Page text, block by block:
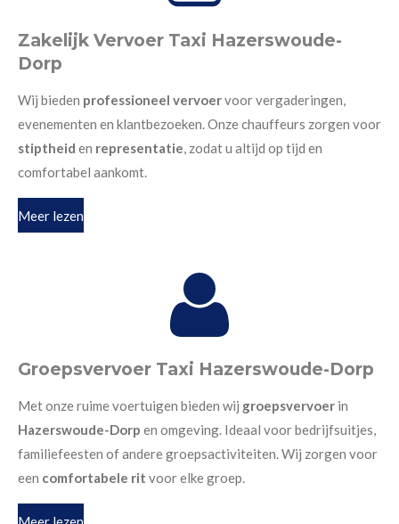
Zakelijk Vervoer Taxi Hazerswoude-
Dorp
Wij bieden professioneel vervoervoor vergaderingen,
evenementen en klantbezoeken. Onze chauffeurs zorgen voor
stiptheid en representatie, zodat u altijd op tijd en
comfortabel aankomt.
Meer lezen
Groepsvervoer Taxi Hazerswoude-Dorp
Met onze ruime voertuigen bieden wij groepsvervoer in
Hazerswoude-Dorp en omgeving. Ideaal voor bedrijfsuitjes,
familiefeesten of andere groepsactiviteiten. Wij zorgen voor
een comfortabele rit voor elke groep.